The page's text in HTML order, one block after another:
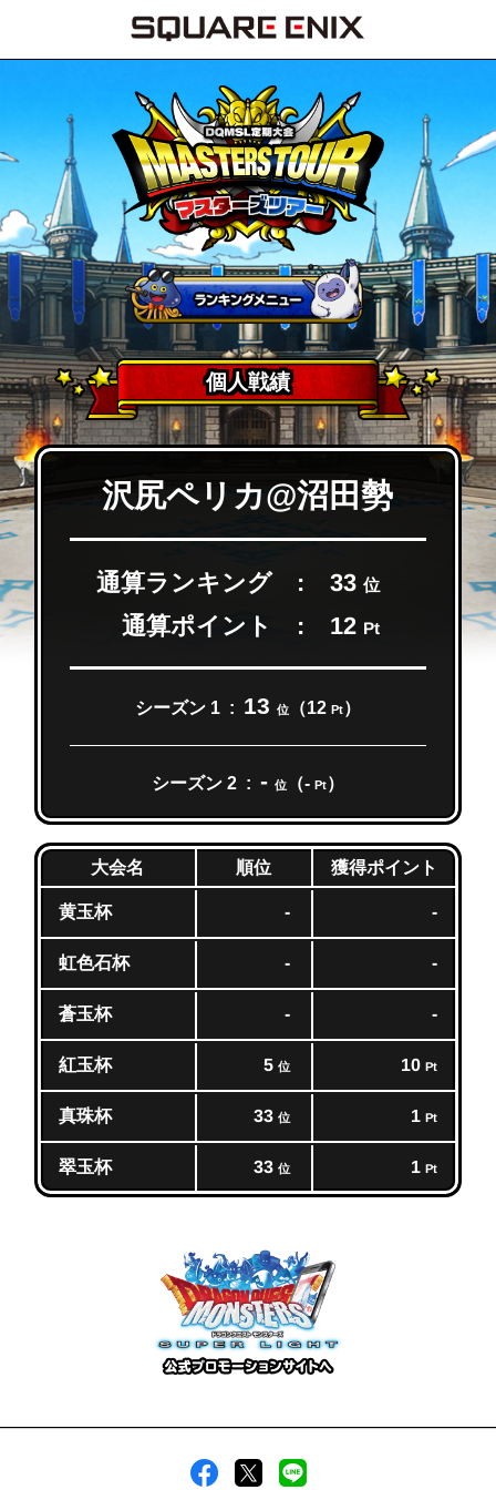
個人戦績
沢尻ペリカ@沼田勢
通算ランキング 33位
通算ポイント 12 Pt
シーズン 1 13位 （12Pt）
シーズン 2 -位 （-Pt）
大会名 順位 獲得ポイント
黄玉杯 - -
虹色石杯 - -
蒼玉杯 - -
紅玉杯 5 位 10 Pt
真珠杯 33 位 1 Pt
翠玉杯 33 位 1 Pt